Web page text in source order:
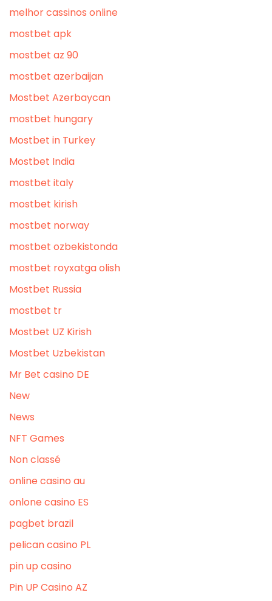
melhor cassinos online
mostbet apk
mostbet az 90
mostbet azerbaijan
Mostbet Azerbaycan
mostbet hungary
Mostbet in Turkey
Mostbet India
mostbet italy
mostbet kirish
mostbet norway
mostbet ozbekistonda
mostbet royxatga olish
Mostbet Russia
mostbet tr
Mostbet UZ Kirish
Mostbet Uzbekistan
Mr Bet casino DE
New
News
NFT Games
Non classé
online casino au
onlone casino ES
pagbet brazil
pelican casino PL
pin up casino
Pin UP Casino AZ